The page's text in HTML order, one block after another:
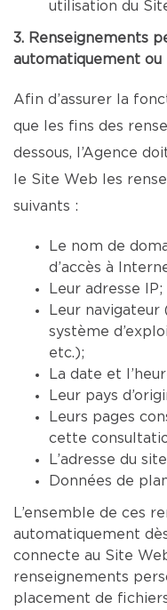
utilisation du
3. Renseignements
automatiquement
Afin d’assurer la
que les fins des
dessous, l’Agence
le Site Web les
suivants :
Le nom de
d’accès à
Leur adresse IP;
Leur
système
etc.);
La date et
Leur pays
Leurs pages
cette
L’adresse du
Données de
L’ensemble de ces
automatiquement
connecte au Site
renseignements
placement de